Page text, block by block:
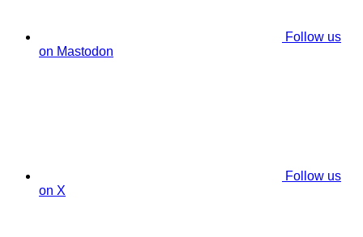
Follow us
on Mastodon
Follow us
on X